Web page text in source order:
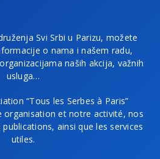
Svi Srbi u Parizu, možete
o nama i našem radu,
naših akcija, važnih
usluga…
“Tous les Serbes à Paris”
organisation et notre activité, nos
ainsi que les services
utiles.